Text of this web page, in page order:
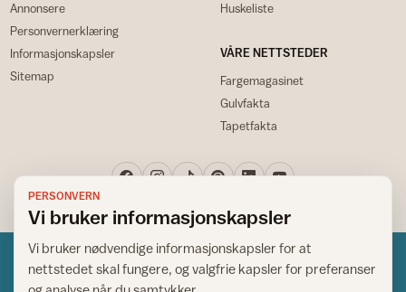
Annonsere
Personvernerklæring
Informasjonskapsler
Sitemap
Huskeliste
VÅRE NETTSTEDER
Fargemagasinet
Gulvfakta
Tapetfakta
PERSONVERN
Vi bruker informasjonskapsler
Vi bruker nødvendige informasjonskapsler for at
nettstedet skal fungere, og valgfrie kapsler for preferanser